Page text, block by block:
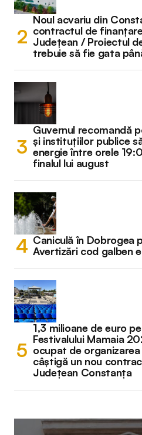
Noul acvariu din
contractul de
Județean / Proiectul
trebuie să fie gata
Guvernul recomandă
și instituțiilor publice
energie între orele
finalul lui august
Caniculă în Dobrogea
Avertizări cod galben
1,3 milioane de euro
Festivalului Mamaia
ocupat de
câștigă un nou
Județean Constanța